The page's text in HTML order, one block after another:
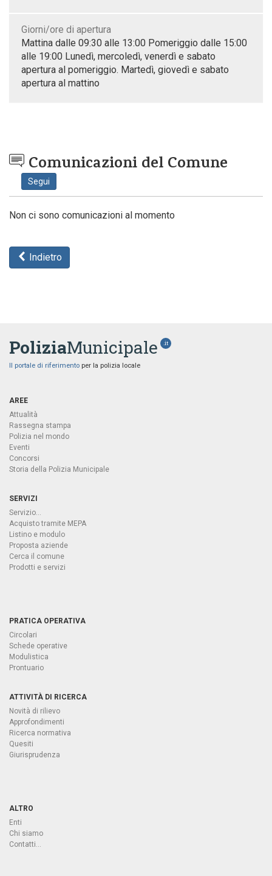
Giorni/ore di apertura
Mattina dalle 09:30 alle 13:00 Pomeriggio dalle 15:00
alle 19:00 Lunedì, mercoledì, venerdì e sabato
apertura al pomeriggio. Martedì, giovedì e sabato
apertura al mattino
Comunicazioni del Comune
Segui
Non ci sono comunicazioni al momento
Indietro
PoliziaMunicipale .it
Il portale di riferimento per la polizia locale
AREE
Attualità
Rassegna stampa
Polizia nel mondo
Eventi
Concorsi
Storia della Polizia Municipale
SERVIZI
Servizio...
Acquisto tramite MEPA
Listino e modulo
Proposta aziende
Cerca il comune
Prodotti e servizi
PRATICA OPERATIVA
Circolari
Schede operative
Modulistica
Prontuario
ATTIVITÀ DI RICERCA
Novità di rilievo
Approfondimenti
Ricerca normativa
Quesiti
Giurisprudenza
ALTRO
Enti
Chi siamo
Contatti...